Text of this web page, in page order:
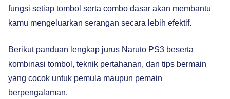
fungsi setiap tombol serta combo dasar akan membantu
kamu mengeluarkan serangan secara lebih efektif.
Berikut panduan lengkap jurus Naruto PS3 beserta
kombinasi tombol, teknik pertahanan, dan tips bermain
yang cocok untuk pemula maupun pemain
berpengalaman.